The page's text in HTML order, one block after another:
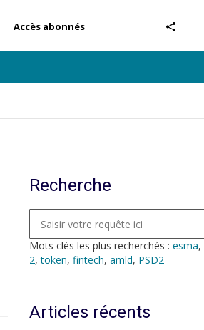
Accès abonnés
Recherche
Mots clés les plus recherchés : esma,
2,token, fintech, amld, PSD2
Articles récents